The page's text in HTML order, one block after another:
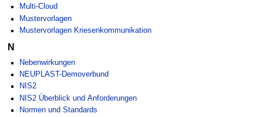
Multi-Cloud
Mustervorlagen
Mustervorlagen Kriesenkommunikation
N
Nebenwirkungen
NEUPLAST-Demoverbund
NIS2
NIS2 Überblick und Anforderungen
Normen und Standards